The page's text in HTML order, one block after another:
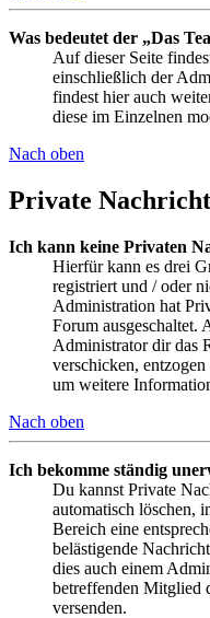
Was bedeutet der „Das
Auf dieser Seite
einschließlich der
findest hier auch
diese im Einzelnen
Nach oben
Private
Ich kann keine Privaten
Hierfür kann es drei
registriert und / oder
Administration hat
Forum ausgeschaltet.
Administrator dir das
verschicken,
um weitere
Nach oben
Ich bekomme ständig
Du kannst Private
automatisch löschen,
Bereich eine
belästigende
dies auch einem
betreffenden Mitglied
versenden.